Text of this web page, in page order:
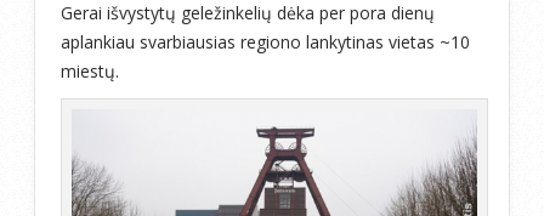
Gerai išvystytų geležinkelių dėka per pora dienų
aplankiau svarbiausias regiono lankytinas vietas ~10
miestų.